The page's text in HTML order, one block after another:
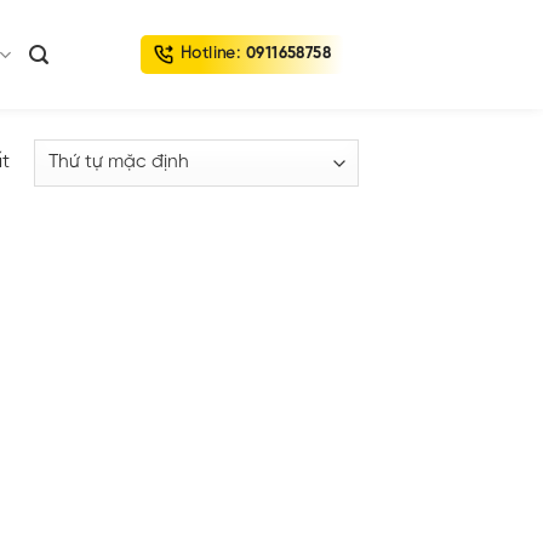
Hotline: 0911658758